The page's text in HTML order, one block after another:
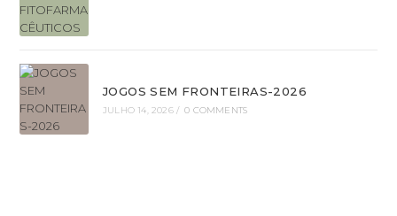
JOGOS SEM FRONTEIRAS-2026
JULHO 14, 2026 / 0 COMMENTS